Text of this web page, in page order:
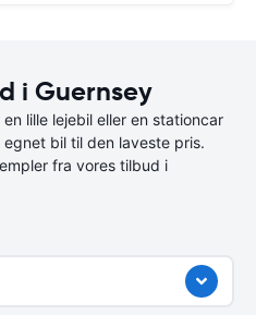
i Guernsey
lille lejebil eller en stationcar
bil til den laveste pris.
fra vores tilbud i